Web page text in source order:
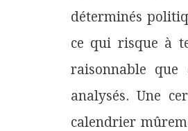
déterminés
ce qui risque à
raisonnable
analysés. Une
calendrier